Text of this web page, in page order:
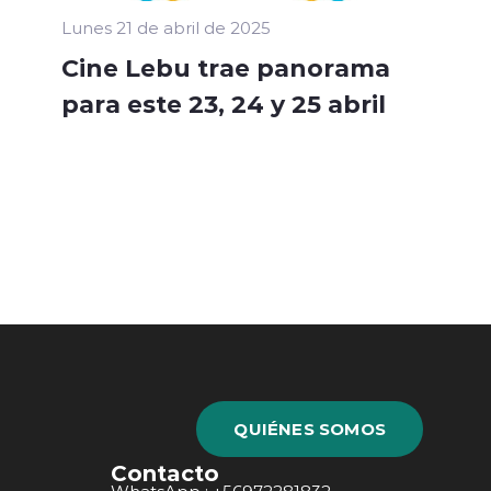
Lunes 21 de abril de 2025
Cine Lebu trae panorama
para este 23, 24 y 25 abril
QUIÉNES SOMOS
Contacto